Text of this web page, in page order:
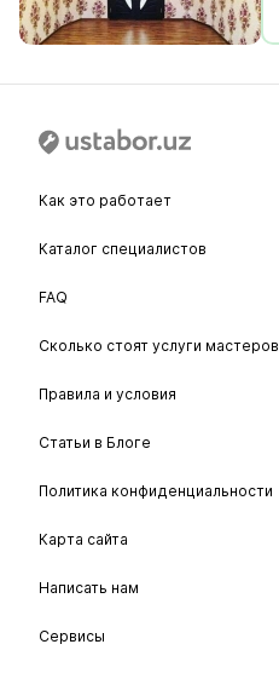
Как это работает
Каталог специалистов
FAQ
Сколько стоят услуги мастеров
Правила и условия
Статьи в Блоге
Политика конфиденциальности
Карта сайта
Написать нам
Сервисы